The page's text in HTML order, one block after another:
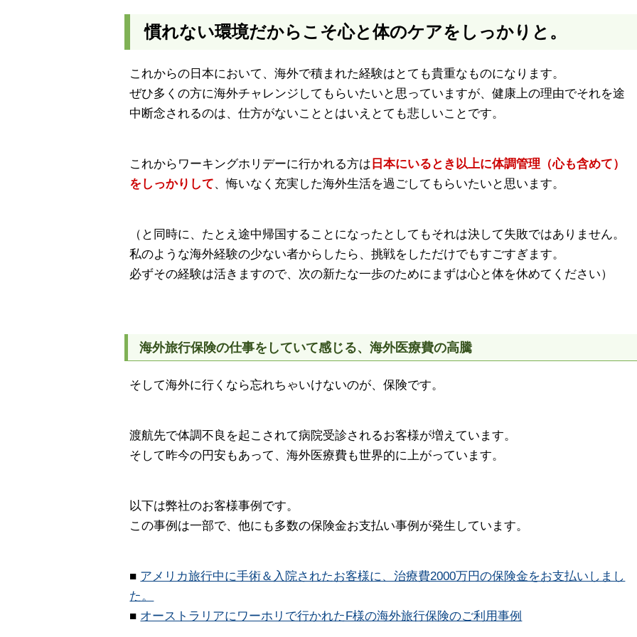
慣れない環境だからこそ心と体のケアをしっかりと。
これからの日本において、海外で積まれた経験はとても貴重なものになります。
ぜひ多くの方に海外チャレンジしてもらいたいと思っていますが、健康上の理由でそれを途
中断念されるのは、仕方がないこととはいえとても悲しいことです。
これからワーキングホリデーに行かれる方は 日本にいるとき以上に体調管理（心も含めて）
をしっかりして、悔いなく充実した海外生活を過ごしてもらいたいと思います。
（と同時に、たとえ途中帰国することになったとしてもそれは決して失敗ではありません。
私のような海外経験の少ない者からしたら、挑戦をしただけでもすごすぎます。
必ずその経験は活きますので、次の新たな一歩のためにまずは心と体を休めてください）
海外旅行保険の仕事をしていて感じる、海外医療費の高騰
そして海外に行くなら忘れちゃいけないのが、保険です。
渡航先で体調不良を起こされて病院受診されるお客様が増えています。
そして昨今の円安もあって、海外医療費も世界的に上がっています。
以下は弊社のお客様事例です。
この事例は一部で、他にも多数の保険金お支払い事例が発生しています。
■ アメリカ旅行中に手術＆入院されたお客様に、治療費2000万円の保険金をお支払いしまし
た。
■ オーストラリアにワーホリで行かれたF様の海外旅行保険のご利用事例